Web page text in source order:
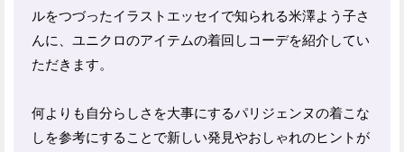
ルをつづったイラストエッセイで知られる米澤よう子さ
んに、ユニクロのアイテムの着回しコーデを紹介してい
ただきます。
何よりも自分らしさを大事にするパリジェンヌの着こな
しを参考にすることで新しい発見やおしゃれのヒントが